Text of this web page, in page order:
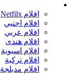
افلام Netfilx
افلام اجنبي
افلام عربي
افلام هندى
افلام اسيوية
افلام تركية
افلام مدبلجة